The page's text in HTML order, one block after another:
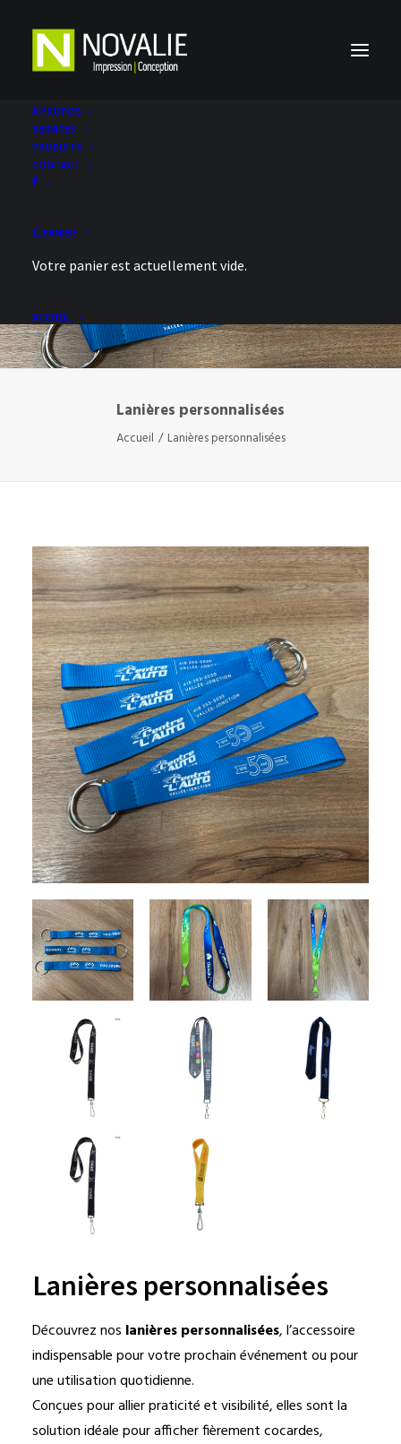
À PROPOS
SERVICES
PRODUITS
CONTACT
PANIER
Votre panier est actuellement vide.
ACCUEIL
Lanières personnalisées
Accueil Lanières personnalisées
Lanières personnalisées
Découvrez nos lanières personnalisées, l’accessoire
indispensable pour votre prochain événement ou pour
une utilisation quotidienne.
Conçues pour allier praticité et visibilité, elles sont la
solution idéale pour afficher fièrement cocardes,